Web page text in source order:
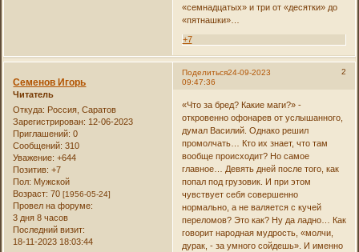
«семнадцатых» и три от «десятки» до
«пятнашки»…
+7
Поделиться 2
24-09-2023
09:47:36
Семенов Игорь
Читатель
Откуда: Россия, Саратов
Зарегистрирован: 12-06-2023
Приглашений: 0
Сообщений: 310
Уважение: +644
Позитив: +7
Пол: Мужской
Возраст: 70[1956-05-24]
Провел на форуме:
3 дня 8 часов
Последний визит:
18-11-2023 18:03:44
«Что за бред? Какие маги?» -
откровенно офонарев от услышанного,
думал Василий. Однако решил
промолчать… Кто их знает, что там
вообще происходит? Но самое
главное… Девять дней после того, как
попал под грузовик. И при этом
чувствует себя совершенно
нормально, а не валяется с кучей
переломов? Это как? Ну да ладно… Как
говорит народная мудрость, «молчи,
дурак, - за умного сойдешь». И именно